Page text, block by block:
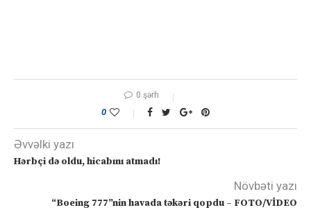
0 şərh
0
Əvvəlki yazı
Hərbçi də oldu, hicabını atmadı!
Növbəti yazı
“Boeing 777”nin havada təkəri qopdu – FOTO/VİDEO